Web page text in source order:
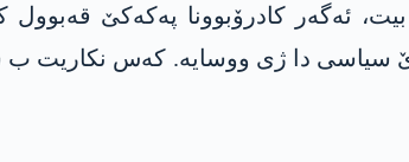
بیت، ئەگەر کادرۆبوونا پەکەکێ
سیاسی دا ژی ووسایە. کەس